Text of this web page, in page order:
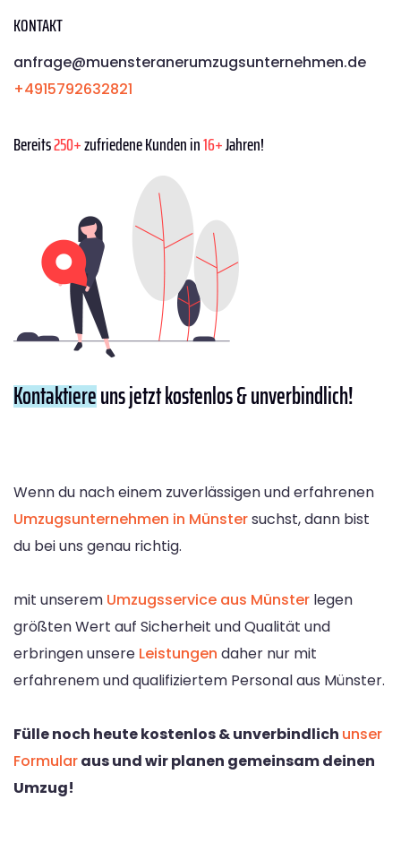
KONTAKT
anfrage@muensteranerumzugsunternehmen.de
+4915792632821
Bereits250+zufriedene Kunden in16+Jahren!
Kontaktiereuns jetzt kostenlos & unverbindlich!
Wenn du nach einem zuverlässigen und erfahrenen
Umzugsunternehmen in Münstersuchst, dann bist
du bei uns genau richtig.
mit unserem Umzugsservice aus Münster legen
größten Wert auf Sicherheit und Qualität und
erbringen unsere Leistungen daher nur mit
erfahrenem und qualifiziertem Personal aus Münster.
Fülle noch heute kostenlos & unverbindlich unser
Formularaus und wir planen gemeinsam deinen
Umzug!